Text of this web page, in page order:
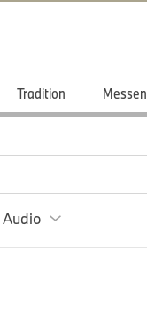
Tradition Messen
Audio